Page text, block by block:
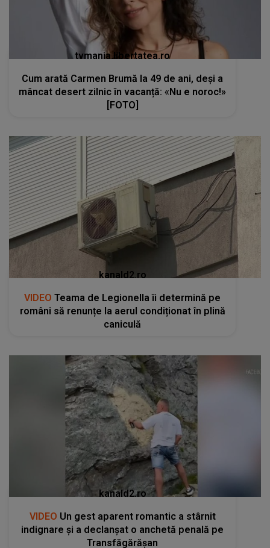
kanald2.ro
VIDEOTeama de Legionella îi determină pe
români să renunțe la aerul condiționat în plină
caniculă
kanald2.ro
Un gest aparent romantic a stârnit
indignare și a declanșat o anchetă penală pe
Transfăgărășan
RECOMANDĂRI